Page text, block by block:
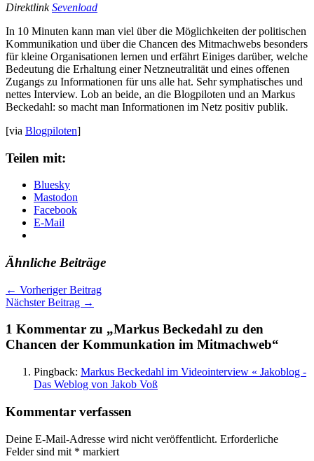
DirektlinkSevenload
In 10 Minuten kann man viel über die Möglichkeiten der politischen
Kommunikation und über die Chancen des Mitmachwebs besonders
für kleine Organisationen lernen und erfährt Einiges darüber, welche
Bedeutung die Erhaltung einer Netzneutralität und eines offenen
Zugangs zu Informationen für uns alle hat. Sehr symphatisches und
nettes Interview. Lob an beide, an die Blogpiloten und an Markus
Beckedahl: so macht man Informationen im Netz positiv publik.
[via Blogpiloten]
Teilen mit:
Bluesky
Mastodon
Facebook
E-Mail
Ähnliche Beiträge
← Vorheriger Beitrag
Nächster Beitrag →
1 Kommentar zu „Markus Beckedahl zu den
Chancen der Kommunkation im Mitmachweb“
Pingback: Markus Beckedahl im Videointerview « Jakoblog -
Das Weblog von Jakob Voß
Kommentar verfassen
Deine E-Mail-Adresse wird nicht veröffentlicht. Erforderliche
Felder sind mit * markiert